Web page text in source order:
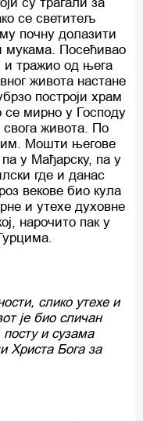
су трагали за
се светитељ
почну долазити
мукама. Посећивао
и тражио од њега
живота настане
построји храм
се мирно у Господу
свога живота. По
Мошти његове
у Мађарску, па у
где и данас
векове био кула
и утехе духовне
нарочито пак у
слико утехе и
је био сличан
и сузама
Христа Бога за